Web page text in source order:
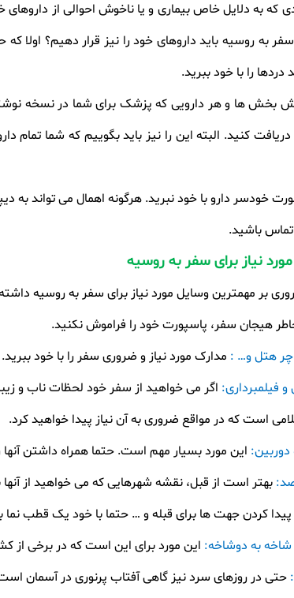
که به دلایل خاص بیماری و یا ناخوش احوالی از
سفر به روسیه باید داروهای خود را نیز قرار دهیم؟ اولا
را با خود ببرید.
بخش ها و هر دارویی که پزشک برای شما در نسخه
دریافت کنید. البته این را نیز باید بگوییم که شما
خودسر دارو با خود نبرید. هرگونه اهمال می تواند به
تماس باشید.
نیاز برای سفر به روسیه
بر مهمترین وسایل مورد نیاز برای سفر به روسیه
هیجان سفر، پاسپورت خود را فراموش نکنید.
هتل و… : مدارک مورد نیاز و ضروری سفر را با خود ببرید.
فیلمبرداری: اگر می خواهید از سفر خود لحظات ناب و
است که در مواقع ضروری به آن نیاز پیدا خواهید کرد.
دوربین: این مورد بسیار مهم است. حتما همراه داشتن
بهتر است از قبل، نقشه شهرهایی که می خواهید از آنها
پیدا کردن جهت ها برای قبله و … حتما با خود یک قطب نما
به دوشاخه: این مورد برای این است که در برخی از کشورها،
حتی در روزهای سرد نیز گاهی آفتاب پرنوری در آسمان